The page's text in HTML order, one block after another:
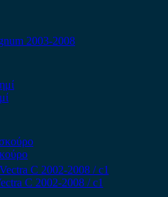
2003-2008
C 2002-2008 / c1